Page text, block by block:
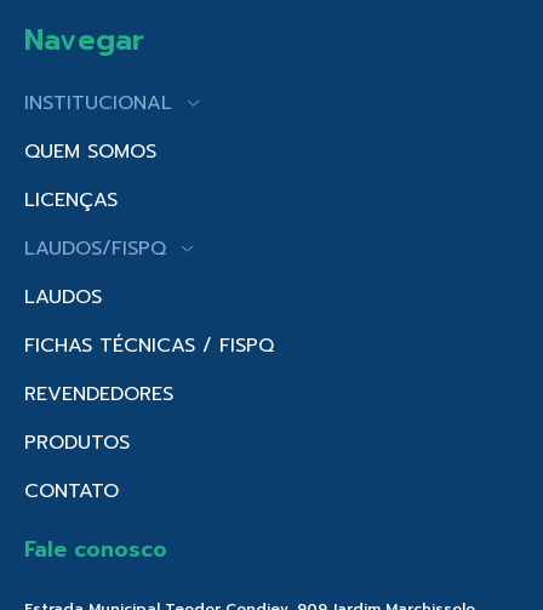
Navegar
INSTITUCIONAL
QUEM SOMOS
LICENÇAS
LAUDOS/FISPQ
LAUDOS
FICHAS TÉCNICAS / FISPQ
REVENDEDORES
PRODUTOS
CONTATO
Fale conosco